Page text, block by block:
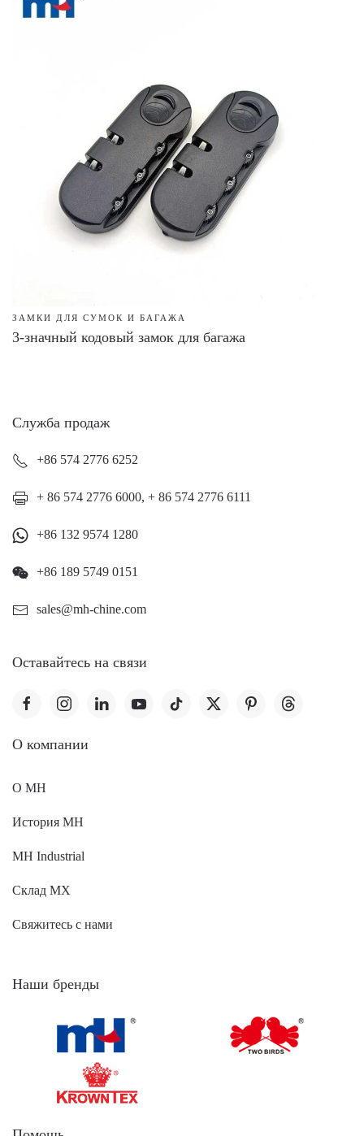
ЗАМКИ ДЛЯ СУМОК И БАГАЖА
3-значный кодовый замок для багажа
Служба продаж
+86 574 2776 6252
+ 86 574 2776 6000, + 86 574 2776 6111
+86 132 9574 1280
+86 189 5749 0151
sales@mh-chine.com
Оставайтесь на связи
O компании
О MH
История MH
MH Industrial
Склад МХ
Свяжитесь с нами
Наши бренды